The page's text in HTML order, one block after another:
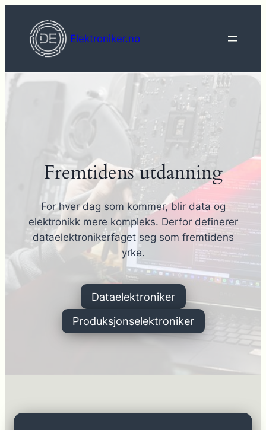
innhold
Elektroniker.no
Fremtidens utdanning
For hver dag som kommer, blir data og
elektronikk mere kompleks. Derfor definerer
dataelektronikerfaget seg som fremtidens
yrke.
Dataelektroniker
Produksjonselektroniker